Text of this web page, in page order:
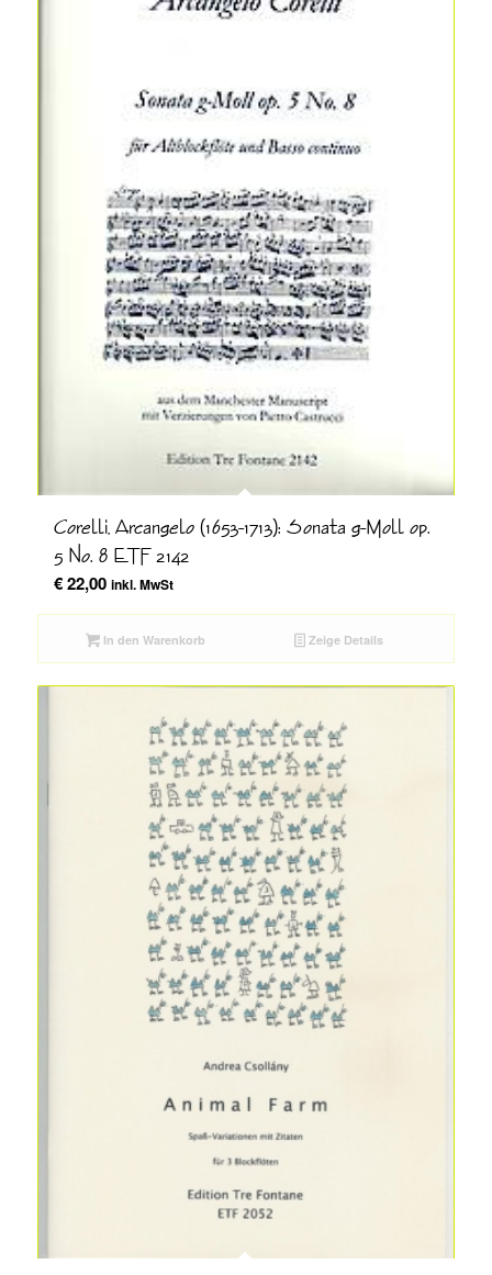
Corelli, Arcangelo (1653-1713): Sonata g-Moll op.
5 No. 8 ETF 2142
€22,00 inkl. MwSt
In den Warenkorb Zeige Details